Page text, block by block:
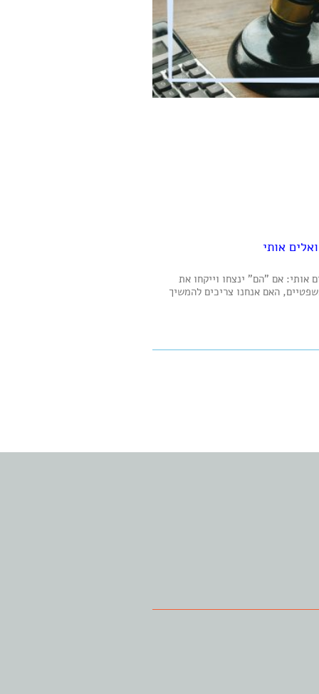
אותי
אותי: אם "הם" ינצחו וייקחו את
האם אנחנו צריכים להמשיך